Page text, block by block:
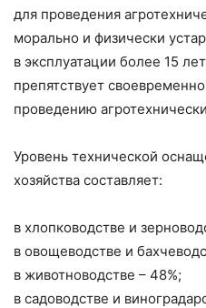
для проведения
морально и физически
в эксплуатации более 15
препятствует
проведению
Уровень технической
хозяйства составляет:
в хлопководстве и
в овощеводстве и
в животноводстве – 48%;
в садоводстве и